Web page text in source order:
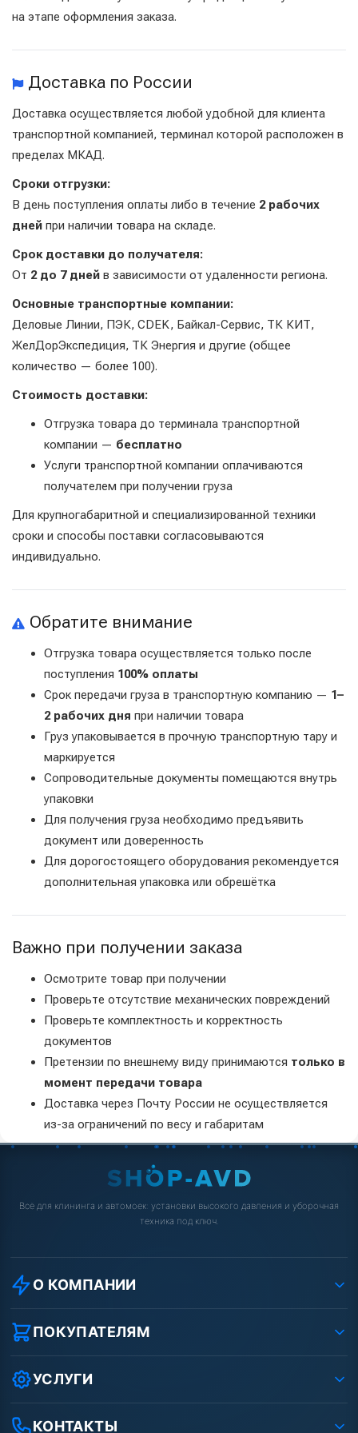
на этапе оформления заказа.
Доставка по России
Доставка осуществляется любой удобной для клиента
транспортной компанией, терминал которой расположен в
пределах МКАД.
Сроки отгрузки:
В день поступления оплаты либо в течение 2 рабочих
дней при наличии товара на складе.
Срок доставки до получателя:
От 2 до 7 дней в зависимости от удаленности региона.
Основные транспортные компании:
Деловые Линии, ПЭК, CDEK, Байкал-Сервис, ТК КИТ,
ЖелДорЭкспедиция, ТК Энергия и другие (общее
количество — более 100).
Стоимость доставки:
Отгрузка товара до терминала транспортной
компании — бесплатно
Услуги транспортной компании оплачиваются
получателем при получении груза
Для крупногабаритной и специализированной техники
сроки и способы поставки согласовываются
индивидуально.
Обратите внимание
Отгрузка товара осуществляется только после
поступления 100% оплаты
Срок передачи груза в транспортную компанию — 1–
2 рабочих дня при наличии товара
Груз упаковывается в прочную транспортную тару и
маркируется
Сопроводительные документы помещаются внутрь
упаковки
Для получения груза необходимо предъявить
документ или доверенность
Для дорогостоящего оборудования рекомендуется
дополнительная упаковка или обрешётка
Важно при получении заказа
Осмотрите товар при получении
Проверьте отсутствие механических повреждений
Проверьте комплектность и корректность
документов
Претензии по внешнему виду принимаются только в
момент передачи товара
Доставка через Почту России не осуществляется
из-за ограничений по весу и габаритам
Всё для клининга и автомоек: установки высокого давления и уборочная
техника под ключ.
О КОМПАНИИ
О компании
Реквизиты ООО «Шоп АВД»
Защита данных клиента
Условия соглашения
Вакансии
ПОКУПАТЕЛЯМ
Как заказать?
Оплата
Доставка
УСЛУГИ
Ремонт АВД
Сертификаты
КОНТАКТЫ